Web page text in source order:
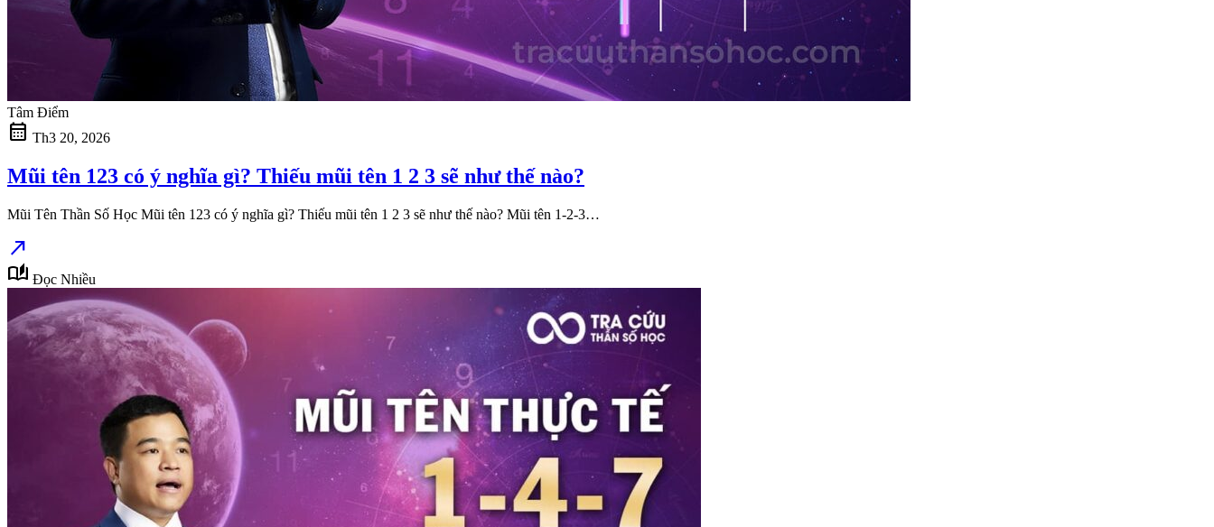
Tâm Điểm
calendar_month Th3 20, 2026
Mũi tên 123 có ý nghĩa gì? Thiếu mũi tên 1 2 3 sẽ như thế nào?
Mũi Tên Thần Số Học Mũi tên 123 có ý nghĩa gì? Thiếu mũi tên 1 2 3 sẽ như thế nào? Mũi tên 1-2-3…
north_east
auto_stories Đọc Nhiều